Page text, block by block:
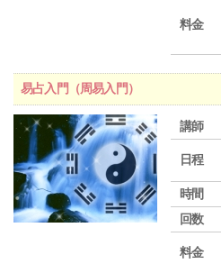
料金
易占入門（周易入門）
講師
日程
時間
回数
料金